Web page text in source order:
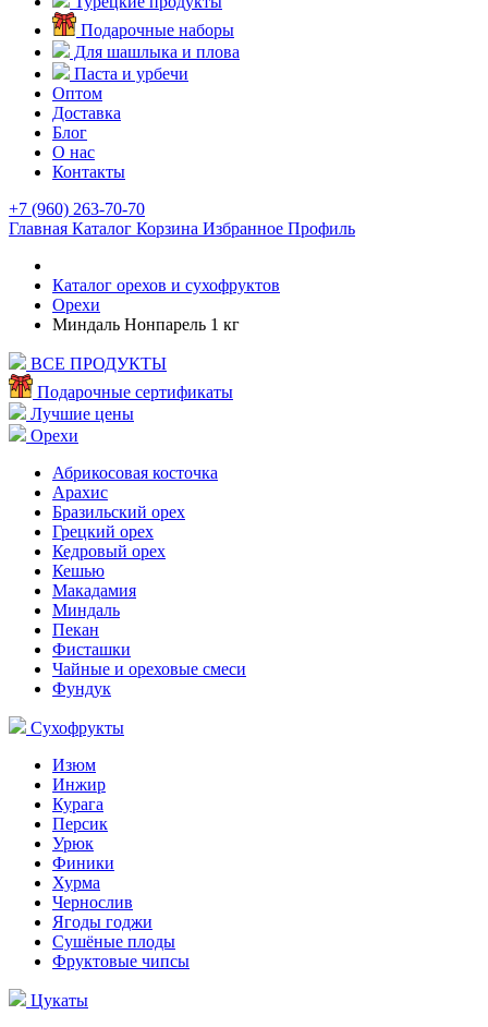
Подарочные наборы
Для шашлыка и плова
Паста и урбечи
Оптом
Доставка
Блог
О нас
Контакты
+7 (960) 263-70-70
Главная Каталог Корзина Избранное Профиль
Каталог орехов и сухофруктов
Орехи
Миндаль Нонпарель 1 кг
ВСЕ ПРОДУКТЫ
Подарочные сертификаты
Лучшие цены
Орехи
Абрикосовая косточка
Арахис
Бразильский орех
Грецкий орех
Кедровый орех
Кешью
Макадамия
Миндаль
Пекан
Фисташки
Чайные и ореховые смеси
Фундук
Сухофрукты
Изюм
Инжир
Курага
Персик
Урюк
Финики
Хурма
Чернослив
Ягоды годжи
Сушёные плоды
Фруктовые чипсы
Цукаты